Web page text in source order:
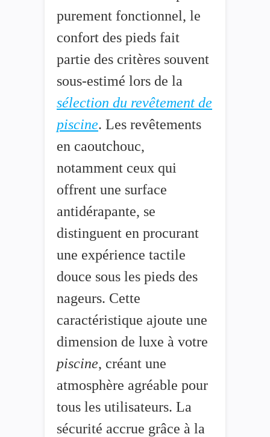
purement fonctionnel, le
confort des pieds fait
partie des critères souvent
sous-estimé lors de la
sélection du revêtement de
piscine. Les revêtements
en caoutchouc,
notamment ceux qui
offrent une surface
antidérapante, se
distinguent en procurant
une expérience tactile
douce sous les pieds des
nageurs. Cette
caractéristique ajoute une
dimension de luxe à votre
piscine, créant une
atmosphère agréable pour
tous les utilisateurs. La
sécurité accrue grâce à la